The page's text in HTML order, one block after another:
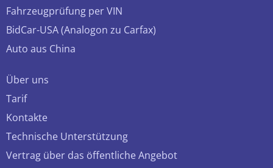
Fahrzeugprüfung per VIN
BidCar-USA (Analogon zu Carfax)
Auto aus China
Über uns
Tarif
Kontakte
Technische Unterstützung
Vertrag über das öffentliche Angebot